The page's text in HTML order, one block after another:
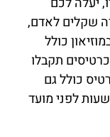
שקלים לאדם,
כולל
תקבלו
כולל גם
לפני מועד